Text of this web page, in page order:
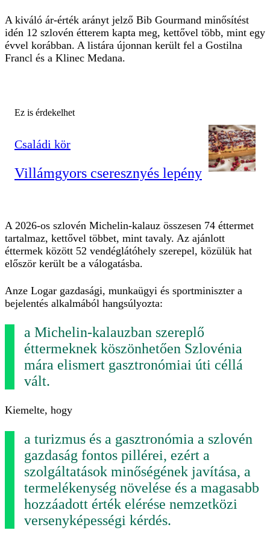
A kiváló ár-érték arányt jelző Bib Gourmand minősítést
idén 12 szlovén étterem kapta meg, kettővel több, mint egy
évvel korábban. A listára újonnan került fel a Gostilna
Francl és a Klinec Medana.
Ez is érdekelhet
Családi kör
Villámgyors cseresznyés lepény
A 2026-os szlovén Michelin-kalauz összesen 74 éttermet
tartalmaz, kettővel többet, mint tavaly. Az ajánlott
éttermek között 52 vendéglátóhely szerepel, közülük hat
először került be a válogatásba.
Anze Logar gazdasági, munkaügyi és sportminiszter a
bejelentés alkalmából hangsúlyozta:
a Michelin-kalauzban szereplő
éttermeknek köszönhetően Szlovénia
mára elismert gasztronómiai úti céllá
vált.
Kiemelte, hogy
a turizmus és a gasztronómia a szlovén
gazdaság fontos pillérei, ezért a
szolgáltatások minőségének javítása, a
termelékenység növelése és a magasabb
hozzáadott érték elérése nemzetközi
versenyképességi kérdés.